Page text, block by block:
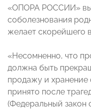
«ОПОРА РОССИИ»
соболезнования
желает скорейшего
«Несомненно, что
должна быть
продажу и хранение
принято после
(Федеральный